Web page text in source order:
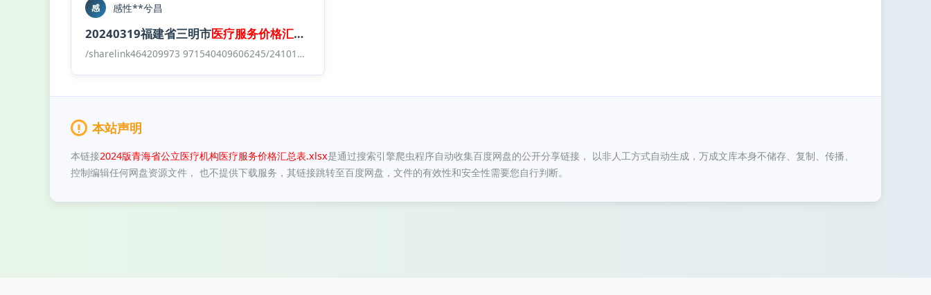
感 感性**兮昌
20240319福建省三明市医疗服务价格汇总表
/sharelink464209973 971540409606245/241017 全国各地
本站声明
本链接2024版青海省公立医疗机构医疗服务价格汇总表.xlsx是通过搜索引擎爬虫程序自动收集百度网盘的公开分享链接， 以非人工方式自动生成，万成文库本身不储存、复制、传播、
控制编辑任何网盘资源文件， 也不提供下载服务，其链接跳转至百度网盘，文件的有效性和安全性需要您自行判断。